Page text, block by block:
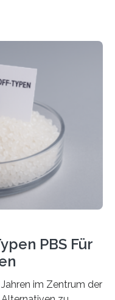
leitfähig und
und effizienten
das Potenzial nun
Mal haben
gemeinsam
und der
PBS Für
im Zentrum der